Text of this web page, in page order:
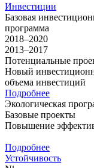
Инвестиции
Базовая
программа
2018–2020
2013–2017
Потенциальные
Новый
объема инвестиций
Подробнее
Экологическая
Базовые проекты
Повышение
Подробнее
Устойчивость